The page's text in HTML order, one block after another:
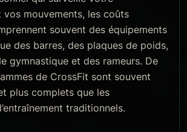
vos mouvements, les coûts
souvent des équipements
des barres, des plaques de poids,
gymnastique et des rameurs. De
de CrossFit sont souvent
plus complets que les
traditionnels.